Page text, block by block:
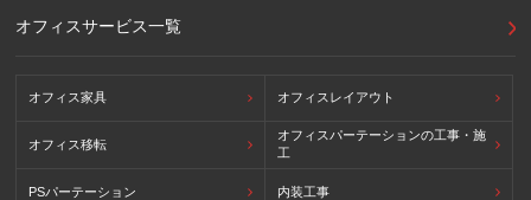
オフィスサービス一覧
オフィス家具 オフィスレイアウト
オフィス移転
オフィスパーテーションの工事・施
工
PSパーテーション 内装工事